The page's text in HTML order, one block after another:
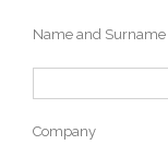
Name and Surname
Company